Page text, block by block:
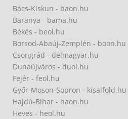
Bács-Kiskun - baon.hu
Baranya - bama.hu
Békés - beol.hu
Borsod-Abaúj-Zemplén - boon.hu
Csongrád - delmagyar.hu
Dunaújváros - duol.hu
Fejér - feol.hu
Győr-Moson-Sopron - kisalfold.hu
Hajdú-Bihar - haon.hu
Heves - heol.hu